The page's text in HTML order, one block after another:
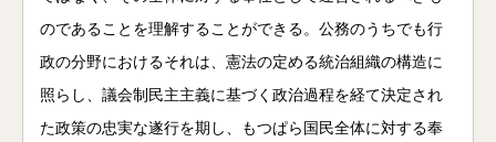
のであることを理解することができる。公務のうちでも行
政の分野におけるそれは、憲法の定める統治組織の構造に
照らし、議会制民主主義に基づく政治過程を経て決定され
た政策の忠実な遂行を期し、もつぱら国民全体に対する奉